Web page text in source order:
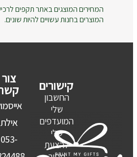
המחירים המוצגים באתר תקפים
המוצרים בחנות עשויים להיות שונים.
קישורים
החשבון
שלי
המועדפים
שלי
להצעת
צור
אילת
053-